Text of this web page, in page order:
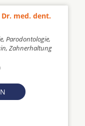
med. dent.
Parodontologie,
Zahnerhaltung